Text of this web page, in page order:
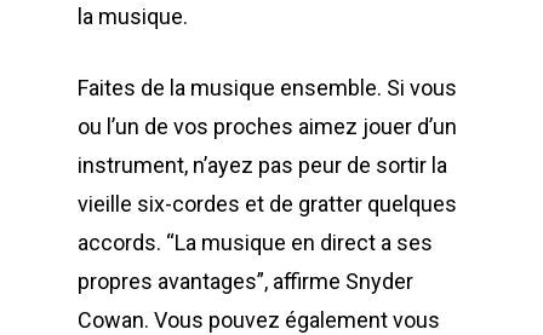
la musique.
Faites de la musique ensemble. Si vous
ou l’un de vos proches aimez jouer d’un
instrument, n’ayez pas peur de sortir la
vieille six-cordes et de gratter quelques
accords. “La musique en direct a ses
propres avantages”, affirme Snyder
Cowan. Vous pouvez également vous